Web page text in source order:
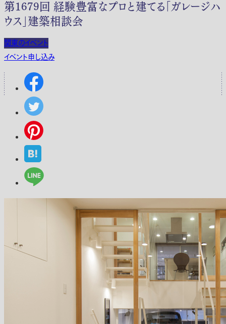
第1679回 経験豊富なプロと建てる「ガレージハ
ウス」建築相談会
関東のイベント
イベント申し込み